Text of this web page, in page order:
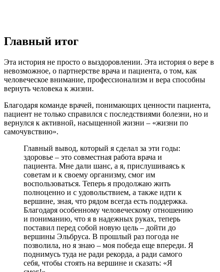
Главный итог
Эта история не просто о выздоровлении. Эта история о вере в
невозможное, о партнерстве врача и пациента, о том, как
человеческое внимание, профессионализм и вера способны
вернуть человека к жизни.
Благодаря команде врачей, понимающих ценности пациента,
пациент не только справился с последствиями болезни, но и
вернулся к активной, насыщенной жизни – «жизни по
самочувствию».
Главный вывод, который я сделал за эти годы:
здоровье – это совместная работа врача и
пациента. Мне дали шанс, а я, прислушиваясь к
советам и к своему организму, смог им
воспользоваться. Теперь я продолжаю жить
полноценно и с удовольствием, а также идти к
вершине, зная, что рядом всегда есть поддержка.
Благодаря особенному человеческому отношению
и пониманию, что я в надежных руках, теперь
поставил перед собой новую цель – дойти до
вершины Эльбруса. В прошлый раз погода не
позволила, но я знаю – моя победа еще впереди. Я
поднимусь туда не ради рекорда, а ради самого
себя, чтобы стоять на вершине и сказать: «Я